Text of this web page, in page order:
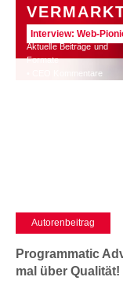
Aktuelle Beiträge und
Formate
• CEO Kommentare
Interview: Web-
Autorenbeitrag
Programmatic
mal über Qualität!